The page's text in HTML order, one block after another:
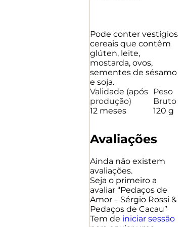
Pode conter vestígios
cereais que contêm
glúten, leite,
mostarda, ovos,
sementes de sésamo
e soja.
Validade (após
produção)
12 meses
Peso
Bruto
120 g
Avaliações
Ainda não existem
avaliações.
Seja o primeiro a
avaliar “Pedaços de
Amor – Sérgio Rossi &
Pedaços de Cacau”
Tem de iniciar sessão